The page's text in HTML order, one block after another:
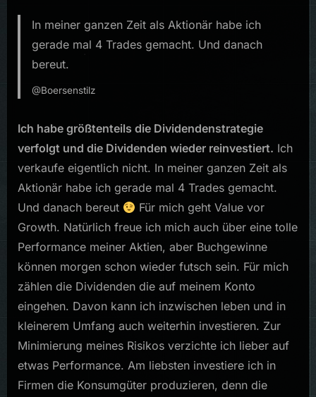
In meiner ganzen Zeit als Aktionär habe ich
gerade mal 4 Trades gemacht. Und danach
bereut.
@Boersenstilz
Ich habe größtenteils die Dividendenstrategie
verfolgt und die Dividenden wieder reinvestiert. Ich
verkaufe eigentlich nicht. In meiner ganzen Zeit als
Aktionär habe ich gerade mal 4 Trades gemacht.
Und danach bereut
Für mich geht Value vor
Growth. Natürlich freue ich mich auch über eine tolle
Performance meiner Aktien, aber Buchgewinne
können morgen schon wieder futsch sein. Für mich
zählen die Dividenden die auf meinem Konto
eingehen. Davon kann ich inzwischen leben und in
kleinerem Umfang auch weiterhin investieren. Zur
Minimierung meines Risikos verzichte ich lieber auf
etwas Performance. Am liebsten investiere ich in
Firmen die Konsumgüter produzieren, denn die